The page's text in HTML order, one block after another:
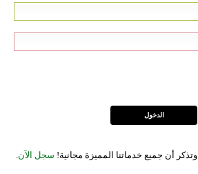
وتذكر أن جميع خدماتنا المميزة مجانية! سجل الآن